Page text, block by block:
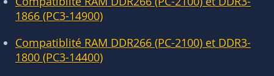
1866 (PC3-14900)
Compatiblité RAM DDR266 (PC-2100) et DDR3-
1800 (PC3-14400)